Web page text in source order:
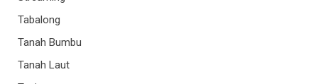
Tabalong
Tanah Bumbu
Tanah Laut